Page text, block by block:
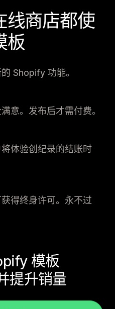
线商店都使
板
Shopify 功能。
意。发布后才需付费。
体验创纪录的结账时
得终身许可。永不过
模板
提升销量